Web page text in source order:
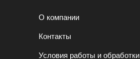
О компании
Контакты
Условия работы и обработки